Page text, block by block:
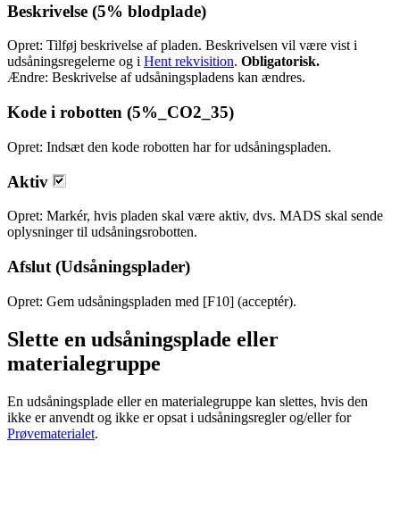
Beskrivelse (5% blodplade)
Opret: Tilføj beskrivelse af pladen. Beskrivelsen vil være vist i
udsåningsregelerne og i Hent rekvisition. Obligatorisk.
Ændre: Beskrivelse af udsåningspladens kan ændres.
Kode i robotten (5%_CO2_35)
Opret: Indsæt den kode robotten har for udsåningspladen.
Aktiv
Opret: Markér, hvis pladen skal være aktiv, dvs. MADS skal sende
oplysninger til udsåningsrobotten.
Afslut (Udsåningsplader)
Opret: Gem udsåningspladen med [F10] (acceptér).
Slette en udsåningsplade eller
materialegruppe
En udsåningsplade eller en materialegruppe kan slettes, hvis den
ikke er anvendt og ikke er opsat i udsåningsregler og/eller for
Prøvematerialet.